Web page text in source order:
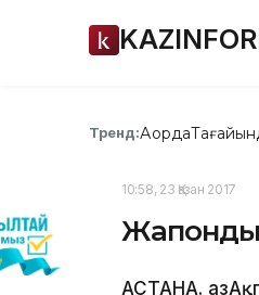
Тренд:Ақорда
10:58, 23 Қазан 2017
АСТАНА.